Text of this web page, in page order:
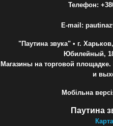
Телефон:
E-mail:
"Паутина звука" • г.
Юбилейный,
Магазины на торговой
и
Мобільна
Паутина